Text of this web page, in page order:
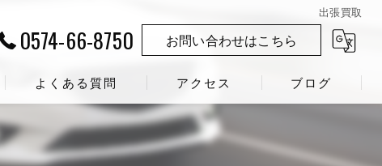
出張買取
0574-66-8750 お問い合わせはこちら
よくある質問 アクセス ブログ